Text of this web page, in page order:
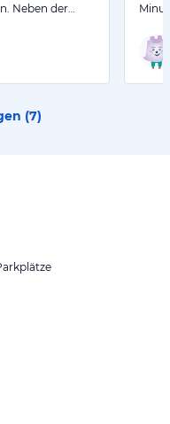
Neben der…
(7)